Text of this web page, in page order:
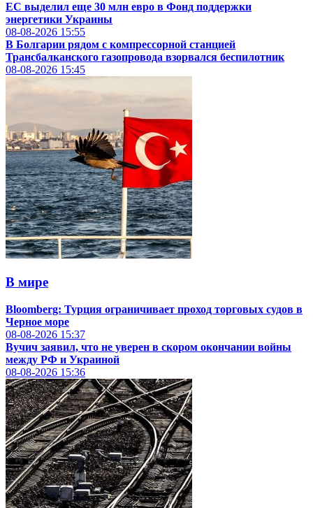
ЕС выделил еще 30 млн евро в Фонд поддержки
энергетики Украины
08-08-2026 15:55
В Болгарии рядом с компрессорной станцией
Трансбалканского газопровода взорвался беспилотник
08-08-2026 15:45
В мире
Bloomberg: Турция ограничивает проход торговых судов в
Черное море
08-08-2026 15:37
Вучич заявил, что не уверен в скором окончании войны
между РФ и Украиной
08-08-2026 15:36